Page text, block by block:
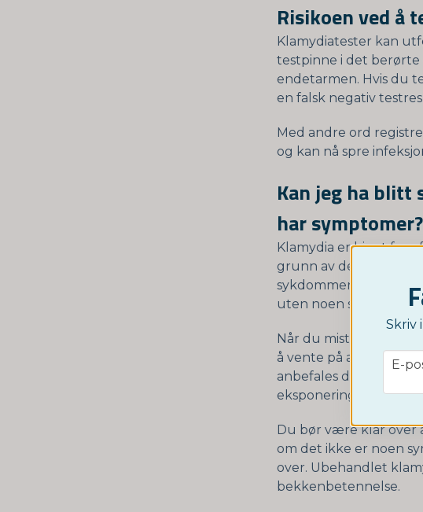
Risikoen ved å
Klamydiatester kan
testpinne i det berørte
endetarmen. Hvis du
en falsk negativ
Med andre ord
og kan nå spre
Kan jeg ha blitt
har symptomer?
Klamydia er kjent for
grunn av dette er
sykdommene, noe
uten noen symptomer.
Når du mistenker at
å vente på at
anbefales det å ta en
eksponeringen. Da
Du bør være klar over
om det ikke er noen
over. Ubehandlet
bekkenbetennelse.
Skriv
email
E-